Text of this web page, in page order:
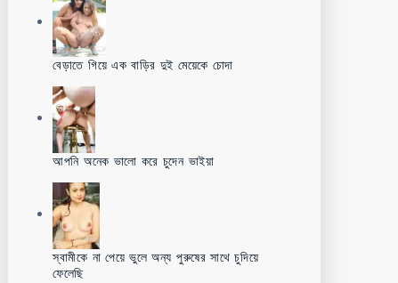
বেড়াতে গিয়ে এক বাড়ির দুই মেয়েকে চোদা
আপনি অনেক ভালো করে চুদেন ভাইয়া
স্বামীকে না পেয়ে ভুলে অন্য পুরুষের সাথে চুদিয়ে
ফেলেছি